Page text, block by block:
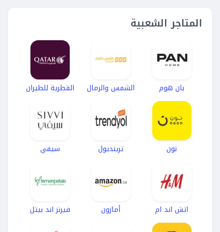
المتاجر الشعبية
بان هوم الشمس والرمال القطرية للطيران
نون ترينديول سيفي
اتش اند ام أمازون فيرنز اند بيتل